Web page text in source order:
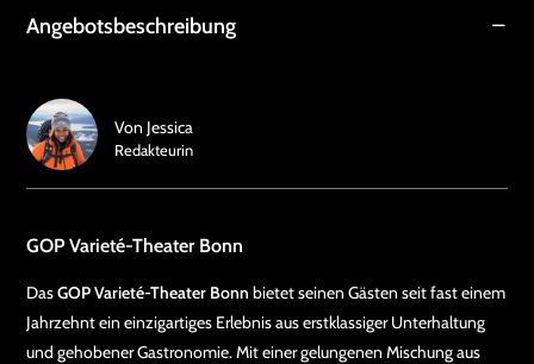
Angebotsbeschreibung
GOP Varieté-Theater Bonn
DasGOP Varieté-Theater Bonn bietet seinen Gästen seit fast einem
Jahrzehnt ein einzigartiges Erlebnis aus erstklassiger Unterhaltung
und gehobener Gastronomie. Mit einer gelungenen Mischung aus
Von Jessica
Redakteurin